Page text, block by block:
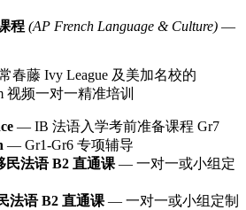
程 (AP French Language & Culture) —
春藤 Ivy League 及美加名校的
视频一对一精准培训
— IB 法语入学考前准备课程 Gr7
— Gr1-Gr6 专项辅导
民法语 B2 直通课 — 一对一或小组定
法语 B2 直通课 — 一对一或小组定制